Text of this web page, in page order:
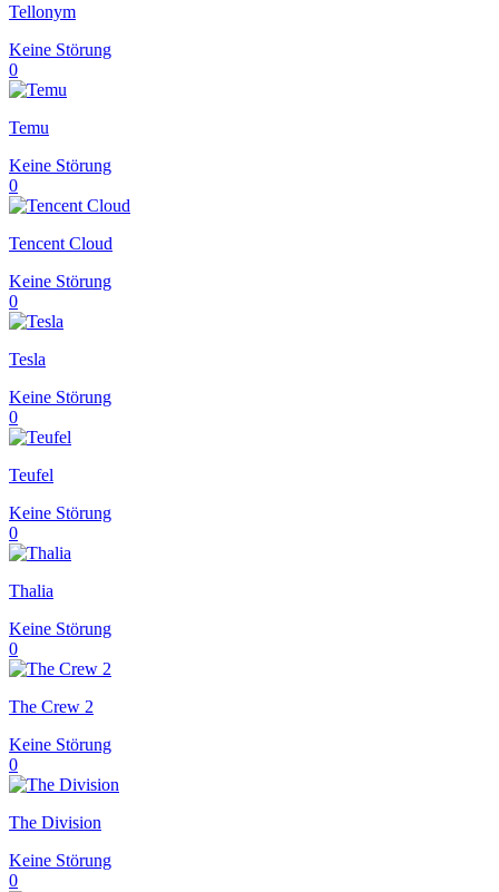
Tellonym
Keine Störung
0
Temu
Keine Störung
0
Tencent Cloud
Keine Störung
0
Tesla
Keine Störung
0
Teufel
Keine Störung
0
Thalia
Keine Störung
0
The Crew 2
Keine Störung
0
The Division
Keine Störung
0